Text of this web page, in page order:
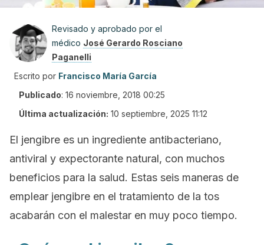
Revisado y aprobado por el
médico José Gerardo Rosciano
Paganelli
Escrito por Francisco María García
Publicado: 16 noviembre, 2018 00:25
Última actualización: 10 septiembre, 2025 11:12
El jengibre es un ingrediente antibacteriano,
antiviral y expectorante natural, con muchos
beneficios para la salud. Estas seis maneras de
emplear jengibre en el tratamiento de la tos
acabarán con el malestar en muy poco tiempo.